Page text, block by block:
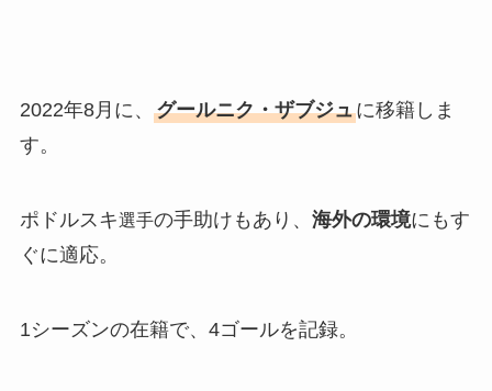
2022年8月に、 グールニク・ザブジュに移籍しま
す。
ポドルスキ選手の手助けもあり、 海外の環境にもす
ぐに適応。
1シーズンの在籍で、4ゴールを記録。